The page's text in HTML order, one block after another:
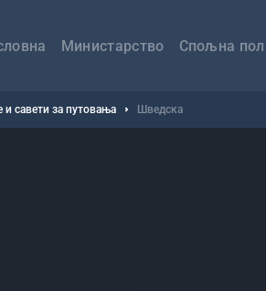
Министарство Спољна
и савети за путовања Шведска